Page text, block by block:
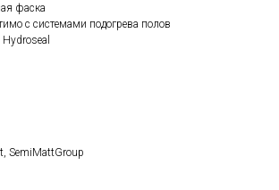
фаска
с системами подогрева полов
SemiMattGroup